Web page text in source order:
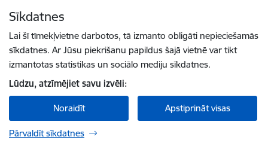
Sīkdatnes
Lai šī tīmekļvietne darbotos, tā izmanto obligāti nepieciešamās
sīkdatnes. Ar Jūsu piekrišanu papildus šajā vietnē var tikt
izmantotas statistikas un sociālo mediju sīkdatnes.
Lūdzu, atzīmējiet savu izvēli:
Noraidīt Apstiprināt visas
Pārvaldīt sīkdatnes